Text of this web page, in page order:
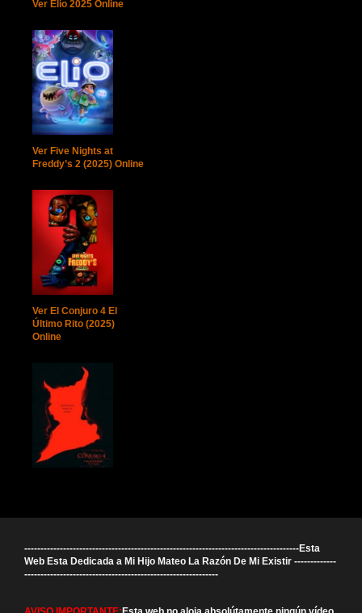
Ver Elio 2025 Online
Ver Five Nights at
Freddy’s 2 (2025) Online
Ver El Conjuro 4 El
Último Rito (2025)
Online
-------------------------------------------------------------------------------------Esta
Web Esta Dedicada a Mi Hijo Mateo La Razón De Mi Existir -------------
------------------------------------------------------------